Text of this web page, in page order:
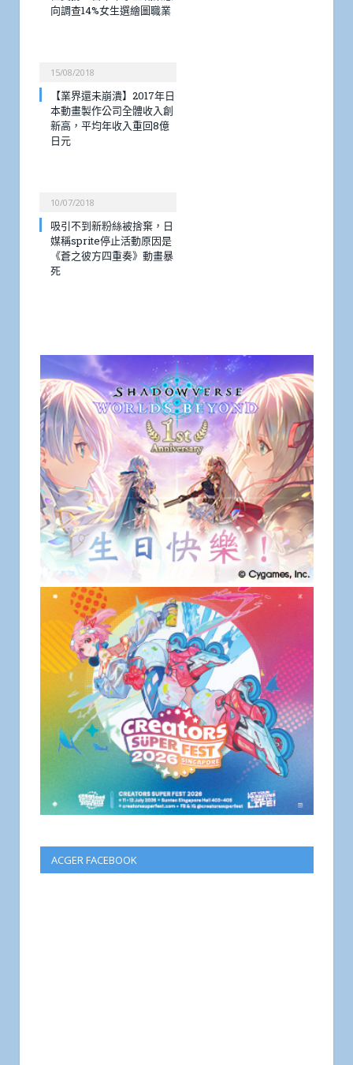
向調查14%女生選繪圖職業
15/08/2018
【業界還未崩潰】2017年日
本動畫製作公司全體收入創
新高，平均年收入重回8億
日元
10/07/2018
吸引不到新粉絲被捨棄，日
媒稱sprite停止活動原因是
《蒼之彼方四重奏》動畫暴
死
ACGER FACEBOOK